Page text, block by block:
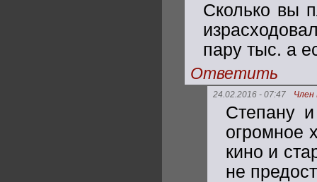
Сколько вы
пару тыс. а
Ответить
24.02.2016 - 07:47 Член
Степану
огромное
кино и
не